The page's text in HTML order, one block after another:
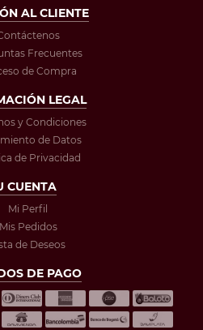
AL CLIENTE
Frecuentes
de Compra
LEGAL
y Condiciones
de Datos
de Privacidad
CUENTA
Mi Perfil
Mis Pedidos
de Deseos
DE PAGO